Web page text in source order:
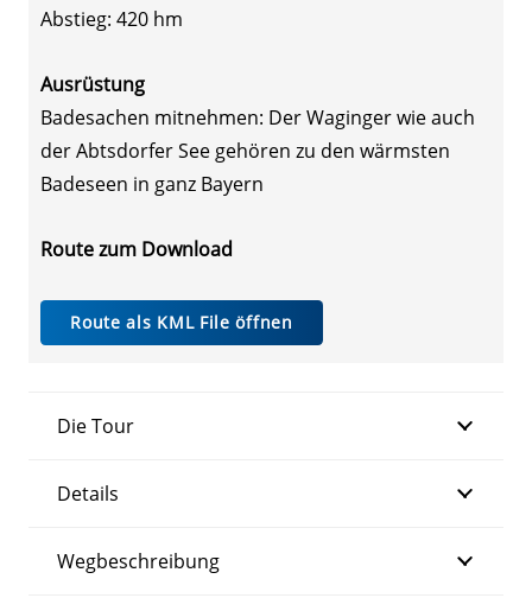
Abstieg: 420 hm
Ausrüstung
Badesachen mitnehmen: Der Waginger wie auch
der Abtsdorfer See gehören zu den wärmsten
Badeseen in ganz Bayern
Route zum Download
Route als KML File öffnen
Die Tour
Details
Wegbeschreibung